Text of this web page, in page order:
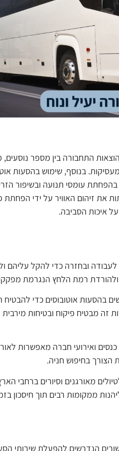
התחבורה בין מספר נוסעים,
בנוסף, שימוש בהסעות
עומסי תנועה ובשיפור
את זיהום האוויר על ידי הפחתת
איכות הסביבה.
ובחזרה כדי להקל עליהם
ולהורדת רמת הלחץ הנגרמת
בהסעות אוטובוסים כדי להבטיח
זה מבטיח פיקוח ובטיחות מירבית
ואירועי חברה מאפשרות
הצורך בחיפוש חניה.
מאורגנים וסיורים ברחבי
ממקומות רבים תוך חיסכון
הנדרשים להפעלת שירותי